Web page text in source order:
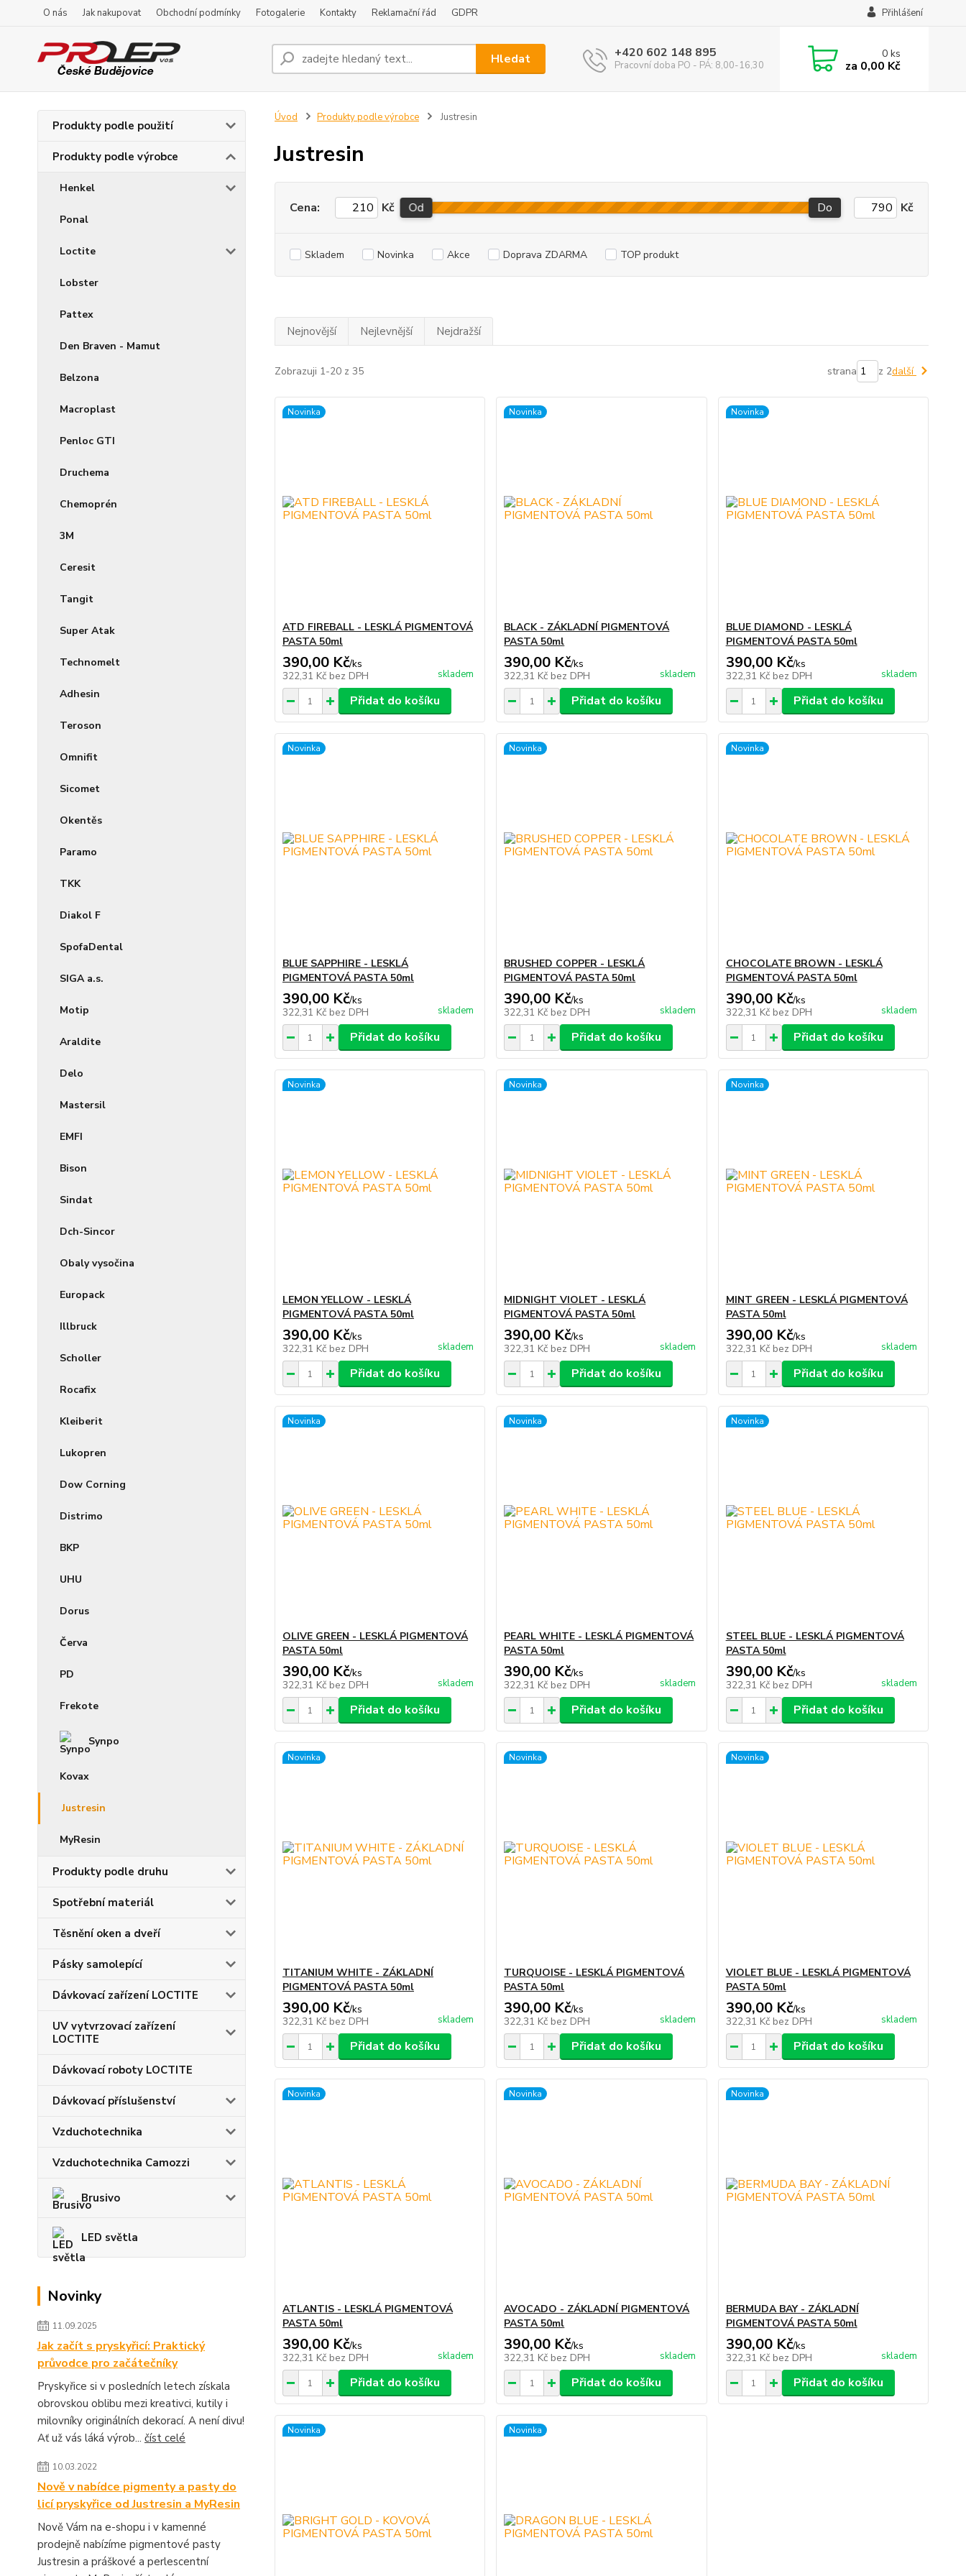
O nás Jak nakupovat Obchodní podmínky Fotogalerie Kontakty Reklamační řád GDPR Přihlášení
Hledat +420 602 148 895
Pracovní doba PO - PÁ: 8,00-16,30
0ks
za 0,00 Kč
Produkty podle použití
Produkty podle výrobce
Henkel
Ponal
Loctite
Lobster
Pattex
Den Braven - Mamut
Belzona
Macroplast
Penloc GTI
Druchema
Chemoprén
3M
Ceresit
Tangit
Super Atak
Technomelt
Adhesin
Teroson
Omnifit
Sicomet
Okentěs
Paramo
TKK
Diakol F
SpofaDental
SIGA a.s.
Motip
Araldite
Delo
Mastersil
EMFI
Bison
Sindat
Dch-Sincor
Obaly vysočina
Europack
Illbruck
Scholler
Rocafix
Kleiberit
Lukopren
Dow Corning
Distrimo
BKP
UHU
Dorus
Červa
PD
Frekote
Synpo
Kovax
Justresin
MyResin
Produkty podle druhu
Spotřební materiál
Těsnění oken a dveří
Pásky samolepící
Dávkovací zařízení LOCTITE
UV vytvrzovací zařízení
LOCTITE
Dávkovací roboty LOCTITE
Dávkovací příslušenství
Vzduchotechnika
Vzduchotechnika Camozzi
Brusivo
LED světla
Novinky
11.09.2025
Jak začít s pryskyřicí: Praktický
průvodce pro začátečníky
Pryskyřice si v posledních letech získala
obrovskou oblibu mezi kreativci, kutily i
milovníky originálních dekorací. A není divu!
Ať už vás láká výrob... číst celé
10.03.2022
Nově v nabídce pigmenty a pasty do
licí pryskyřice od Justresin a MyResin
Nově Vám na e-shopu i v kamenné
prodejně nabízíme pigmentové pasty
Justresin a práškové a perlescentní
Úvod Produkty podle výrobce Justresin
Justresin
Cena: Kč Od Do Kč
Skladem Novinka Akce Doprava ZDARMA TOP produkt
Nejnovější Nejlevnější Nejdražší
Zobrazuji 1-20 z 35 strana z 2další
Novinka
ATD FIREBALL - LESKLÁ PIGMENTOVÁ
PASTA 50ml
390,00 Kč/ks
322,31 Kč bez DPH skladem
Přidat do košíku
Novinka
BLACK - ZÁKLADNÍ PIGMENTOVÁ
PASTA 50ml
390,00 Kč/ks
322,31 Kč bez DPH skladem
Přidat do košíku
Novinka
BLUE DIAMOND - LESKLÁ
PIGMENTOVÁ PASTA 50ml
390,00 Kč/ks
322,31 Kč bez DPH skladem
Přidat do košíku
Novinka
BLUE SAPPHIRE - LESKLÁ
PIGMENTOVÁ PASTA 50ml
390,00 Kč/ks
322,31 Kč bez DPH skladem
Přidat do košíku
Novinka
BRUSHED COPPER - LESKLÁ
PIGMENTOVÁ PASTA 50ml
390,00 Kč/ks
322,31 Kč bez DPH skladem
Přidat do košíku
Novinka
CHOCOLATE BROWN - LESKLÁ
PIGMENTOVÁ PASTA 50ml
390,00 Kč/ks
322,31 Kč bez DPH skladem
Přidat do košíku
Novinka
LEMON YELLOW - LESKLÁ
PIGMENTOVÁ PASTA 50ml
390,00 Kč/ks
322,31 Kč bez DPH skladem
Přidat do košíku
Novinka
MIDNIGHT VIOLET - LESKLÁ
PIGMENTOVÁ PASTA 50ml
390,00 Kč/ks
322,31 Kč bez DPH skladem
Přidat do košíku
Novinka
MINT GREEN - LESKLÁ PIGMENTOVÁ
PASTA 50ml
390,00 Kč/ks
322,31 Kč bez DPH skladem
Přidat do košíku
Novinka
OLIVE GREEN - LESKLÁ PIGMENTOVÁ
PASTA 50ml
390,00 Kč/ks
322,31 Kč bez DPH skladem
Přidat do košíku
Novinka
PEARL WHITE - LESKLÁ PIGMENTOVÁ
PASTA 50ml
390,00 Kč/ks
322,31 Kč bez DPH skladem
Přidat do košíku
Novinka
STEEL BLUE - LESKLÁ PIGMENTOVÁ
PASTA 50ml
390,00 Kč/ks
322,31 Kč bez DPH skladem
Přidat do košíku
Novinka
TITANIUM WHITE - ZÁKLADNÍ
PIGMENTOVÁ PASTA 50ml
390,00 Kč/ks
322,31 Kč bez DPH skladem
Přidat do košíku
Novinka
TURQUOISE - LESKLÁ PIGMENTOVÁ
PASTA 50ml
390,00 Kč/ks
322,31 Kč bez DPH skladem
Přidat do košíku
Novinka
VIOLET BLUE - LESKLÁ PIGMENTOVÁ
PASTA 50ml
390,00 Kč/ks
322,31 Kč bez DPH skladem
Přidat do košíku
Novinka
ATLANTIS - LESKLÁ PIGMENTOVÁ
PASTA 50ml
390,00 Kč/ks
322,31 Kč bez DPH skladem
Přidat do košíku
Novinka
AVOCADO - ZÁKLADNÍ PIGMENTOVÁ
PASTA 50ml
390,00 Kč/ks
322,31 Kč bez DPH skladem
Přidat do košíku
Novinka
BERMUDA BAY - ZÁKLADNÍ
PIGMENTOVÁ PASTA 50ml
390,00 Kč/ks
322,31 Kč bez DPH skladem
Přidat do košíku
Novinka Novinka